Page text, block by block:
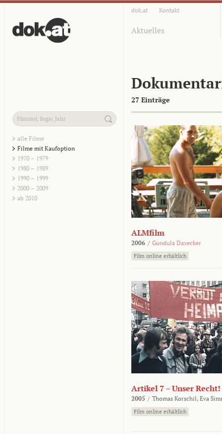
dok.at Kontakt
Aktuelles
27 Einträge
alle Filme
Filme mit Kaufoption
1970 – 1979
1980 – 1989
1990 – 1999
2000 – 2009
ab 2010
ALMfilm
2006 / Gundula Daxecker
Film online erhältlich
Artikel 7 – Unser Recht!
2005 / Thomas Korschil, Eva
Film online erhältlich